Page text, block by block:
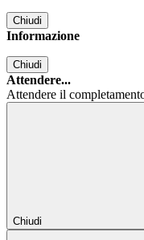
Chiudi
Informazione
Chiudi
Attendere...
Attendere il
Chiudi